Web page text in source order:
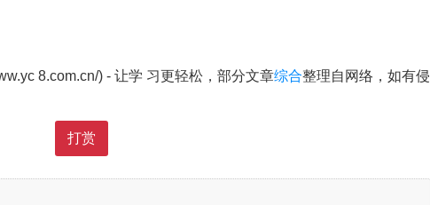
8.com.cn/) - 让学 习更轻松，部分文章综合整理自网络，如有侵
打赏